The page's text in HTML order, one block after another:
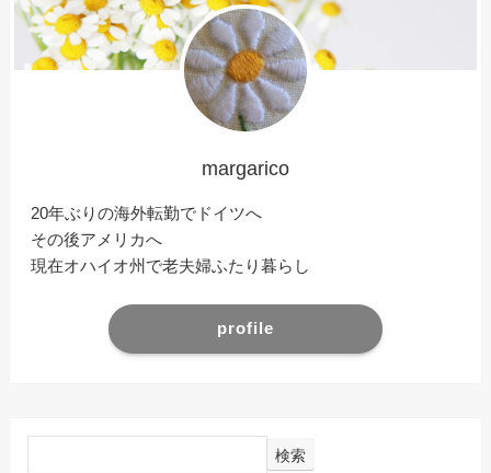
margarico
20年ぶりの海外転勤でドイツへ
その後アメリカへ
現在オハイオ州で老夫婦ふたり暮らし
profile
検索